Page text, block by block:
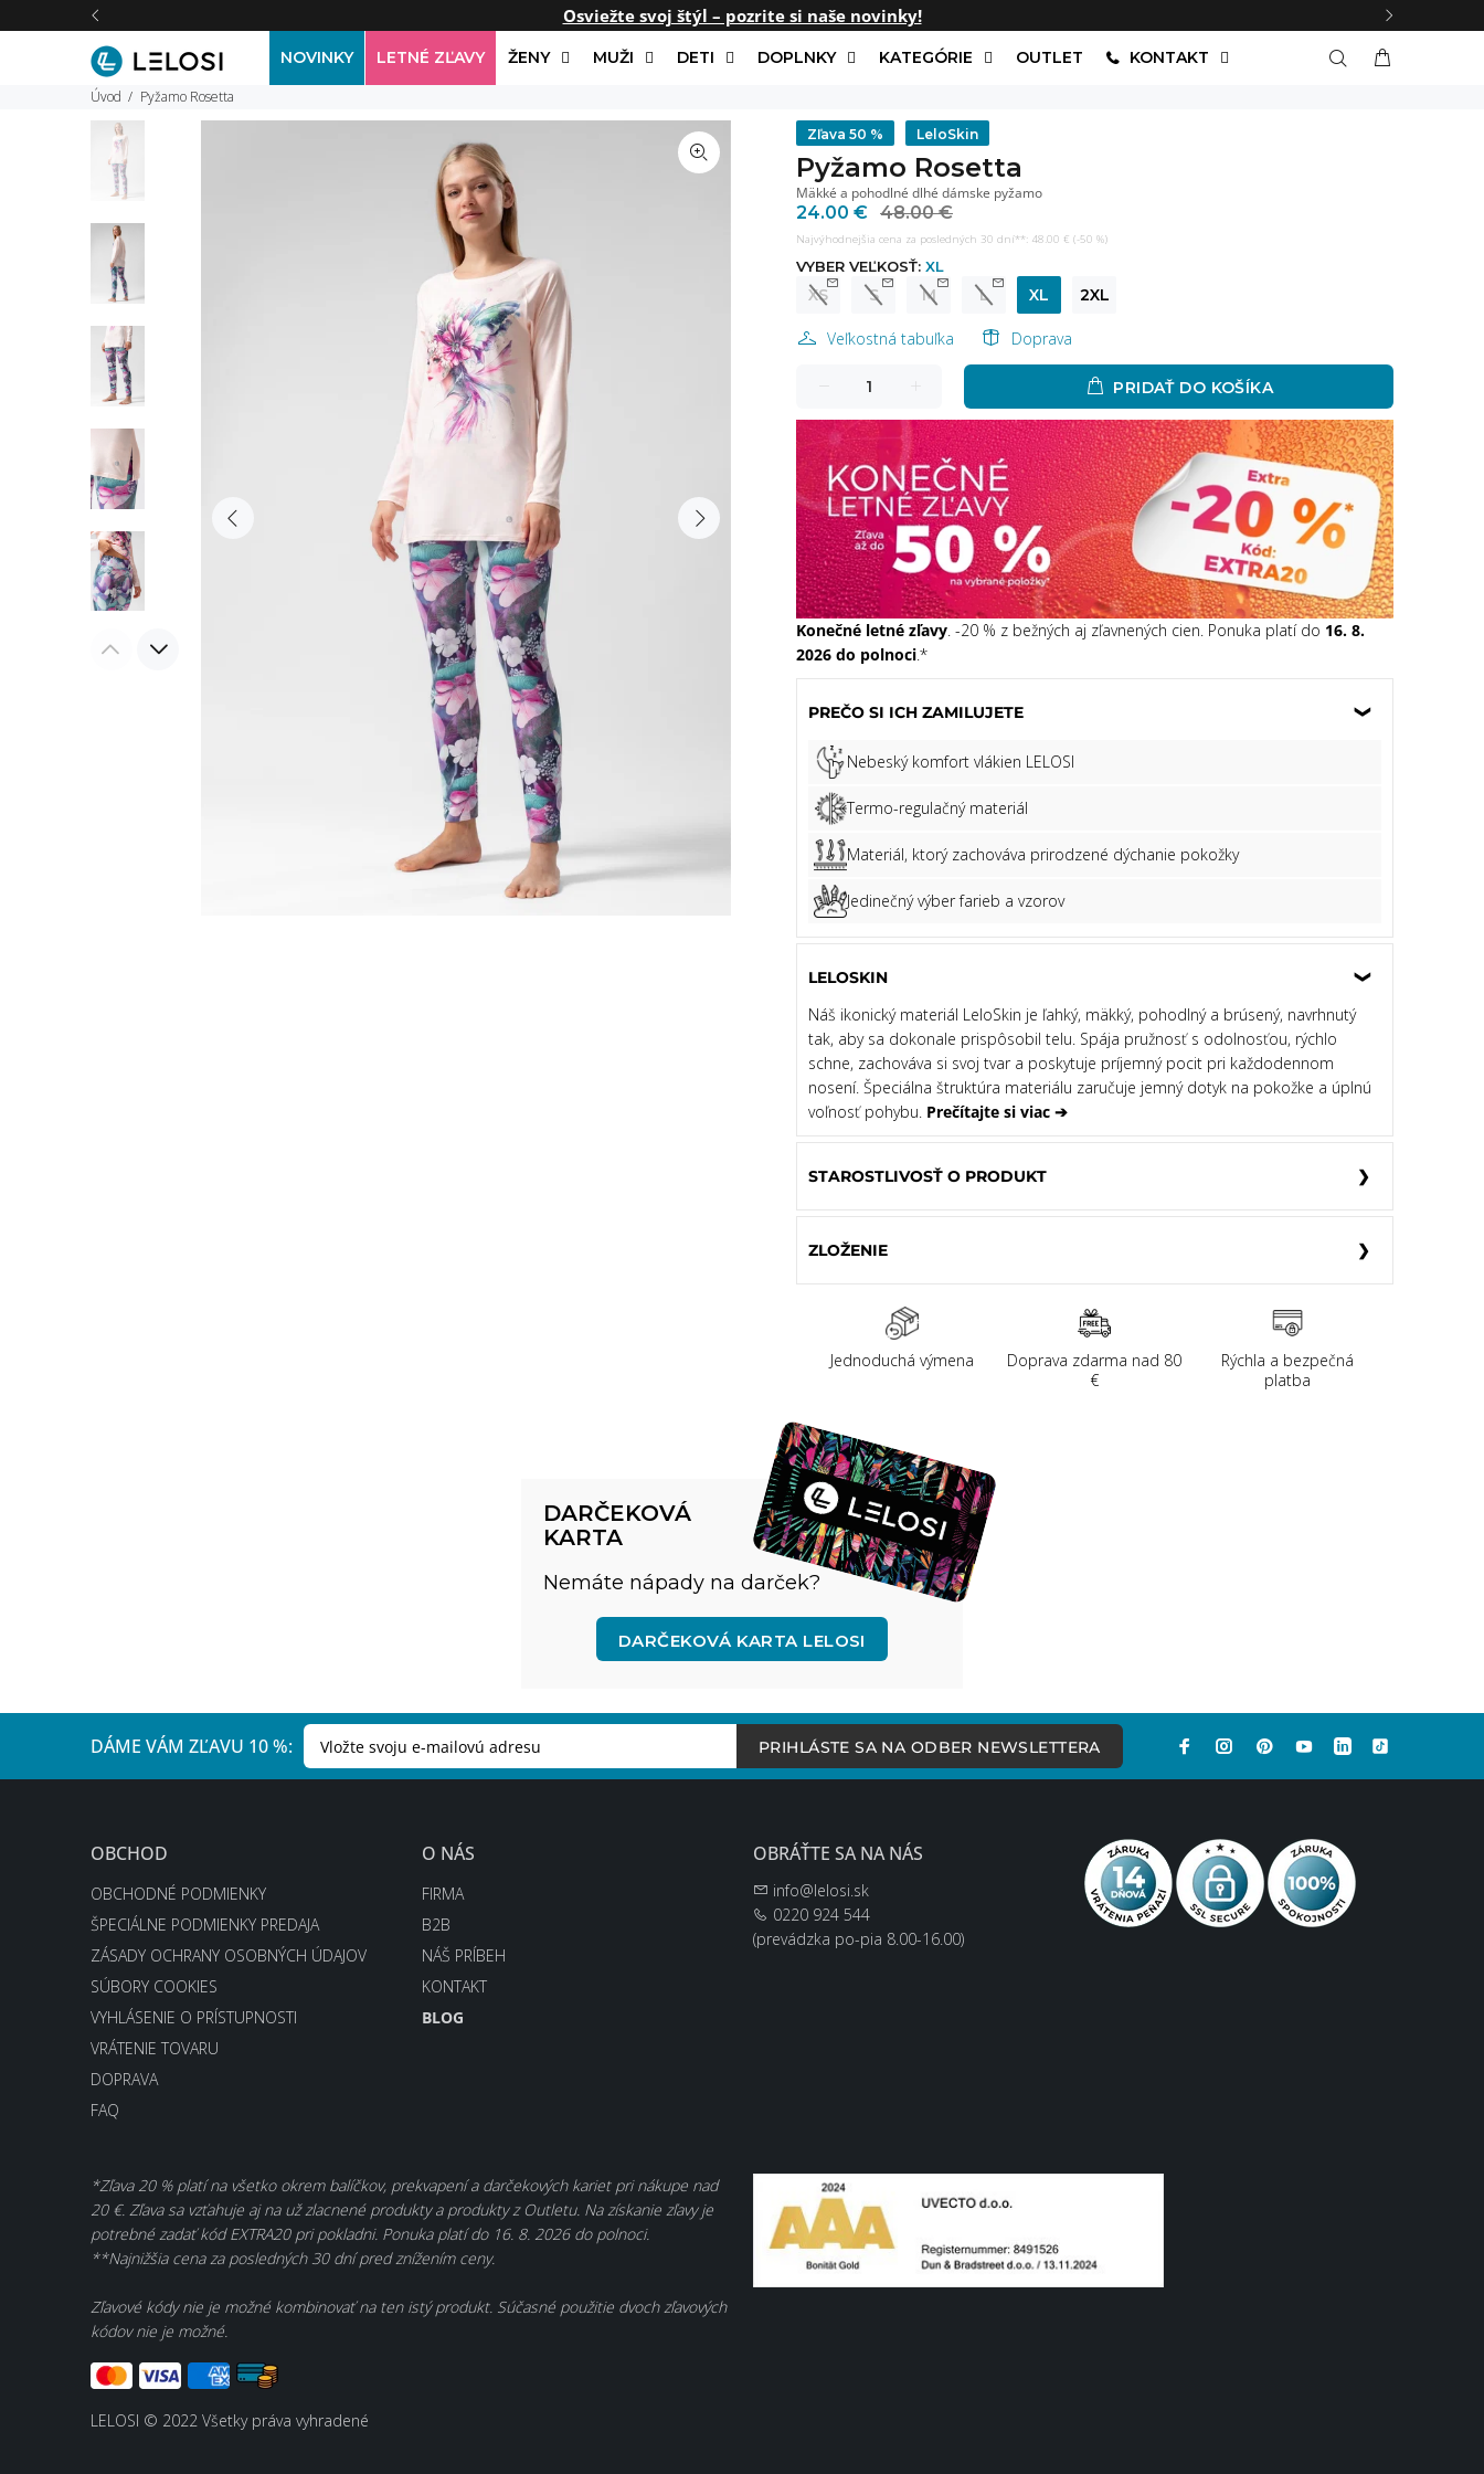
Osviežte svoj štýl – pozrite si naše novinky!
NOVINKY LETNÉ ZĽAVY ŽENY MUŽI DETI DOPLNKY KATEGÓRIE OUTLET KONTAKT
Úvod Pyžamo Rosetta
Zľava 50 % LeloSkin
Pyžamo Rosetta
Mäkké a pohodlné dlhé dámske pyžamo
24.00 € 48.00 €
Najvýhodnejšia cena za posledných 30 dní**: 48.00 € (-50 %)
VYBER VEĽKOSŤ: XL
XS S M L XL 2XL
Veľkostná tabuľka Doprava
PRIDAŤ DO KOŠÍKA
Konečné letné zľavy. -20 % z bežných aj zľavnených cien. Ponuka platí do 16. 8.
2026 do polnoci.*
PREČO SI ICH ZAMILUJETE
Nebeský komfort vlákien LELOSI
Termo-regulačný materiál
Materiál, ktorý zachováva prirodzené dýchanie pokožky
Jedinečný výber farieb a vzorov
LELOSKIN
Náš ikonický materiál LeloSkin je ľahký, mäkký, pohodlný a brúsený, navrhnutý
tak, aby sa dokonale prispôsobil telu. Spája pružnosť s odolnosťou, rýchlo
schne, zachováva si svoj tvar a poskytuje príjemný pocit pri každodennom
nosení. Špeciálna štruktúra materiálu zaručuje jemný dotyk na pokožke a úplnú
voľnosť pohybu. Prečítajte si viac ➔
STAROSTLIVOSŤ O PRODUKT
ZLOŽENIE
Jednoduchá výmena
Doprava zdarma nad 80
€
Rýchla a bezpečná
platba
DARČEKOVÁ
KARTA
Nemáte nápady na darček?
DARČEKOVÁ KARTA LELOSI
DÁME VÁM ZĽAVU 10 %: PRIHLÁSTE SA NA ODBER NEWSLETTERA
OBCHOD
OBCHODNÉ PODMIENKY
ŠPECIÁLNE PODMIENKY PREDAJA
ZÁSADY OCHRANY OSOBNÝCH ÚDAJOV
SÚBORY COOKIES
VYHLÁSENIE O PRÍSTUPNOSTI
VRÁTENIE TOVARU
DOPRAVA
FAQ
O NÁS
FIRMA
B2B
NÁŠ PRÍBEH
KONTAKT
BLOG
OBRÁŤTE SA NA NÁS
info@lelosi.sk
0220 924 544
(prevádzka po-pia 8.00-16.00)
*Zľava 20 % platí na všetko okrem balíčkov, prekvapení a darčekových kariet pri nákupe nad
20 €. Zľava sa vzťahuje aj na už zlacnené produkty a produkty z Outletu. Na získanie zľavy je
potrebné zadať kód EXTRA20 pri pokladni. Ponuka platí do 16. 8. 2026 do polnoci.
**Najnižšia cena za posledných 30 dní pred znížením ceny.
Zľavové kódy nie je možné kombinovať na ten istý produkt. Súčasné použitie dvoch zľavových
kódov nie je možné.
LELOSI © 2022 Všetky práva vyhradené